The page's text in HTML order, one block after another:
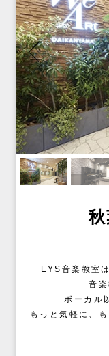
EYS音楽教室
音
ボーカル
もっと気軽に、